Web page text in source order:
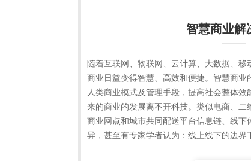
智慧商业解
随着互联网、物联网、云计算、大数据、移
商业日益变得智慧、高效和便捷。智慧商
人类商业模式及管理手段，提高社会整体
来的商业的发展离不开科技。类似电商、
商业网点和城市共同配送平台信息链、线下
异，甚至有专家学者认为：线上线下的边界